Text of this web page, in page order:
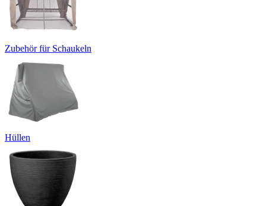
Zubehör für Schaukeln
Hüllen